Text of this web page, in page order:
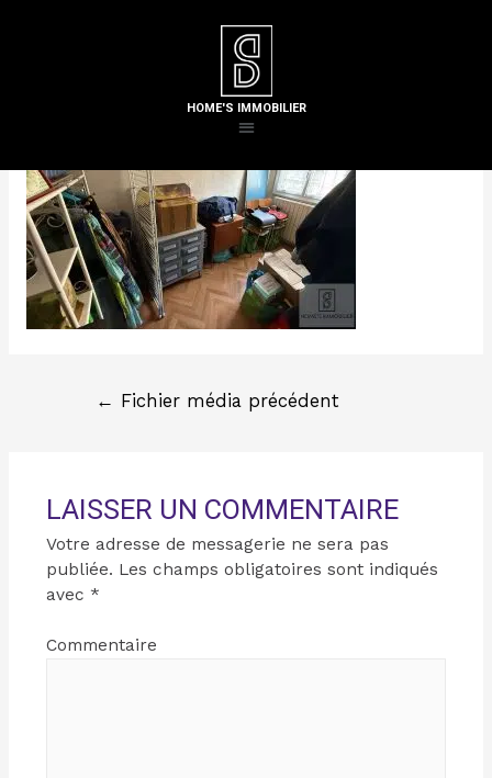
HOME'S IMMOBILIER
/ Par
← Fichier média précédent
LAISSER UN COMMENTAIRE
Votre adresse de messagerie ne sera pas
publiée. Les champs obligatoires sont indiqués
avec *
Commentaire